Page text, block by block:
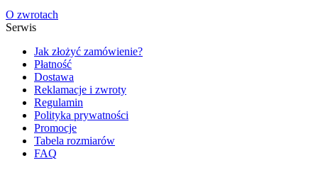
O zwrotach
Serwis
Jak złożyć zamówienie?
Płatność
Dostawa
Reklamacje i zwroty
Regulamin
Polityka prywatności
Promocje
Tabela rozmiarów
FAQ